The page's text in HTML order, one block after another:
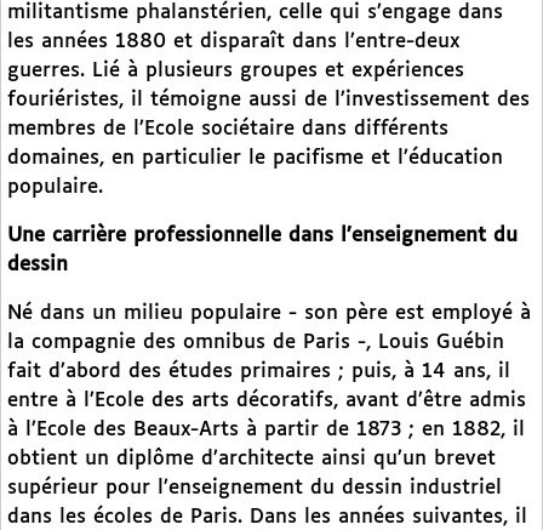
militantisme phalanstérien, celle qui s’engage dans
les années 1880 et disparaît dans l’entre-deux
guerres. Lié à plusieurs groupes et expériences
fouriéristes, il témoigne aussi de l’investissement des
membres de l’Ecole sociétaire dans différents
domaines, en particulier le pacifisme et l’éducation
populaire.
Une carrière professionnelle dans l’enseignement du
dessin
Né dans un milieu populaire - son père est employé à
la compagnie des omnibus de Paris -, Louis Guébin
fait d’abord des études primaires ; puis, à 14 ans, il
entre à l’Ecole des arts décoratifs, avant d’être admis
à l’Ecole des Beaux-Arts à partir de 1873 ; en 1882, il
obtient un diplôme d’architecte ainsi qu’un brevet
supérieur pour l’enseignement du dessin industriel
dans les écoles de Paris. Dans les années suivantes, il